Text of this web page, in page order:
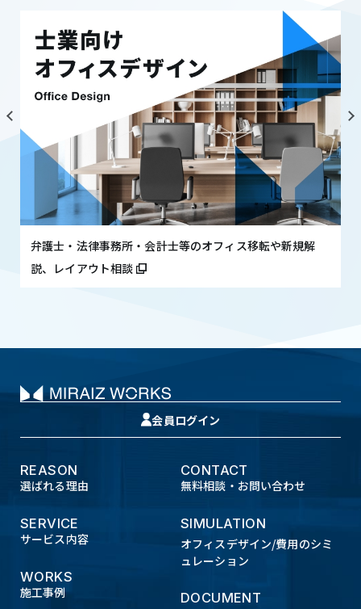
弁護士・法律事務所・会計士等のオフィス移転や新規解
説、レイアウト相談
会員ログイン
REASON
選ばれる理由
SERVICE
サービス内容
WORKS
施工事例
CONTACT
無料相談・お問い合わせ
SIMULATION
オフィスデザイン/費用のシミ
ュレーション
DOCUMENT